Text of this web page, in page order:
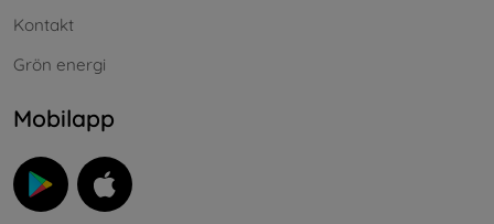
Kontakt
Grön energi
Mobilapp